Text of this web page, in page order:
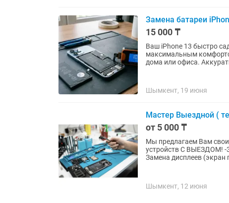
Замена батареи
15 000 ₸
Ваш iPhone 13 быстро
максимальным комфортом для вас! Как
дома или
Шымкент, 19 июня
Мастер Выездной (
от 5 000 ₸
Мы предлагаем Вам свои
устройств С ВЫЕЗДОМ! -Замена стекол (Стекло лучшего качества) - от 10000 тыс.тенге -
Замена дисплеев (экран
Шымкент, 12 июня